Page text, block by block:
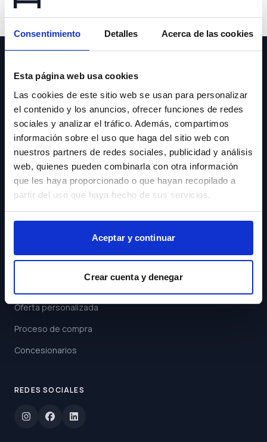
Consentimiento Detalles Acerca de las cookies
Esta página web usa cookies
Las cookies de este sitio web se usan para personalizar
el contenido y los anuncios, ofrecer funciones de redes
sociales y analizar el tráfico. Además, compartimos
información sobre el uso que haga del sitio web con
nuestros partners de redes sociales, publicidad y análisis
web, quienes pueden combinarla con otra información
que les haya proporcionado o que hayan recopilado a
partir del uso que haya hecho de sus servicios.
Aceptar y continuar
Crear cuenta y denegar
NEWSLETTER
Suscríbete y recibe las últimas novedades y ofertas.
Acepto los
Términos y
Condiciones
Suscribirse
ENLACES
Oferta personalizada
Proceso de compra
Concesionarios
REDES SOCIALES